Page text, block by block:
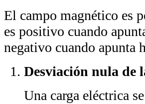
El campo magnético es
es positivo cuando
negativo cuando apunta
Desviación nula de
Una carga eléctrica